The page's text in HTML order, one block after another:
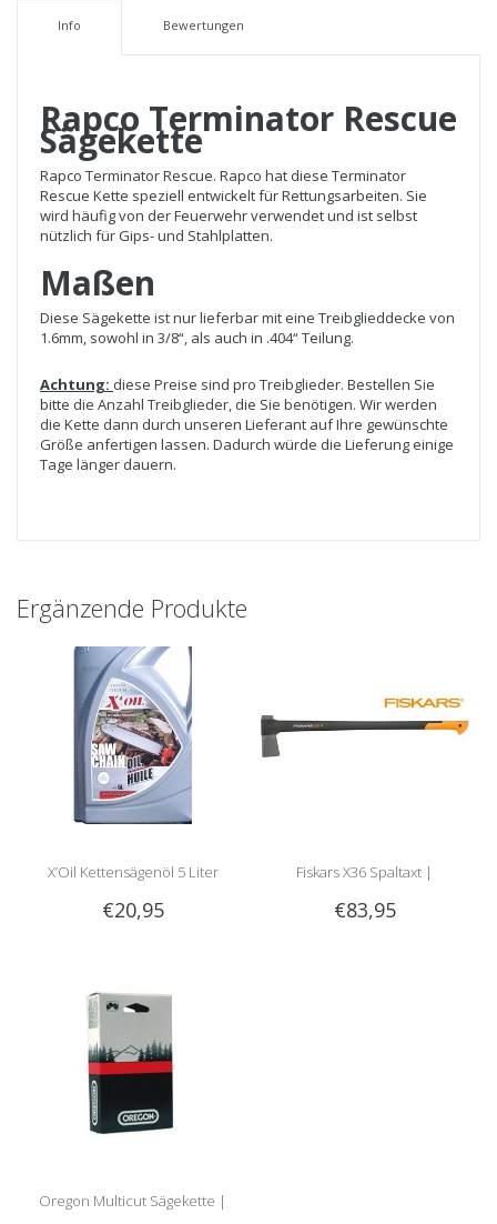
Info Bewertungen
Rapco Terminator Rescue
Sägekette
Rapco Terminator Rescue. Rapco hat diese Terminator
Rescue Kette speziell entwickelt für Rettungsarbeiten. Sie
wird häufig von der Feuerwehr verwendet und ist selbst
nützlich für Gips- und Stahlplatten.
Maßen
Diese Sägekette ist nur lieferbar mit eine Treibglieddecke von
1.6mm, sowohl in 3/8“, als auch in .404“ Teilung.
Achtung: diese Preise sind pro Treibglieder. Bestellen Sie
bitte die Anzahl Treibglieder, die Sie benötigen. Wir werden
die Kette dann durch unseren Lieferant auf Ihre gewünschte
Größe anfertigen lassen. Dadurch würde die Lieferung einige
Tage länger dauern.
Ergänzende Produkte
X’Oil Kettensägenöl 5 Liter
€20,95
Fiskars X36 Spaltaxt |
meistverkaufte Spaltaxt!
€83,95
Oregon Multicut Sägekette |